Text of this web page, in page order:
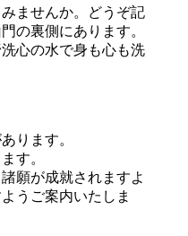
ませんか。どうぞ記
の裏側にあります。
心の水で身も心も洗
ります。
す。
願が成就されますよ
うご案内いたしま